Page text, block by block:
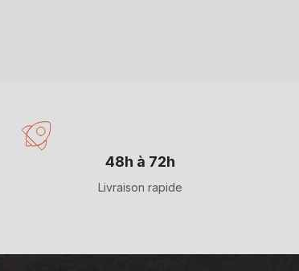
48h à 72h
Livraison rapide